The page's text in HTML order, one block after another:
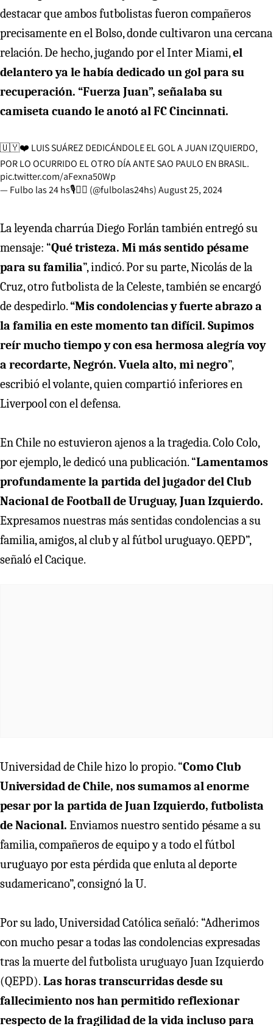
destacar que ambos futbolistas fueron compañeros
precisamente en el Bolso, donde cultivaron una cercana
relación. De hecho, jugando por el Inter Miami,el
delantero ya le había dedicado un gol para su
recuperación. “Fuerza Juan”, señalaba su
camiseta cuando le anotó al FC Cincinnati.
🇺🇾❤️ LUIS SUÁREZ DEDICÁNDOLE EL GOL A JUAN IZQUIERDO,
POR LO OCURRIDO EL OTRO DÍA ANTE SAO PAULO EN BRASIL.
pic.twitter.com/aFexna50Wp
— Fulbo las 24 hs🎙✍🏻 (@fulbolas24hs)August 25, 2024
La leyenda charrúa Diego Forlán también entregó su
mensaje: “Qué tristeza. Mi más sentido pésame
para su familia”, indicó. Por su parte, Nicolás de la
Cruz, otro futbolista de la Celeste, también se encargó
de despedirlo.“Mis condolencias y fuerte abrazo a
la familia en este momento tan difícil. Supimos
reír mucho tiempo y con esa hermosa alegría voy
a recordarte, Negrón. Vuela alto, mi negro”,
escribió el volante, quien compartió inferiores en
Liverpool con el defensa.
En Chile no estuvieron ajenos a la tragedia. Colo Colo,
por ejemplo, le dedicó una publicación. “Lamentamos
profundamente la partida del jugador del Club
Nacional de Football de Uruguay, Juan Izquierdo.
Expresamos nuestras más sentidas condolencias a su
familia, amigos, al club y al fútbol uruguayo. QEPD”,
señaló el Cacique.
Universidad de Chile hizo lo propio. “Como Club
Universidad de Chile, nos sumamos al enorme
pesar por la partida de Juan Izquierdo, futbolista
de Nacional. Enviamos nuestro sentido pésame a su
familia, compañeros de equipo y a todo el fútbol
uruguayo por esta pérdida que enluta al deporte
sudamericano”, consignó la U.
Por su lado, Universidad Católica señaló: “Adherimos
con mucho pesar a todas las condolencias expresadas
tras la muerte del futbolista uruguayo Juan Izquierdo
(QEPD). Las horas transcurridas desde su
fallecimiento nos han permitido reflexionar
respecto de la fragilidad de la vida incluso para